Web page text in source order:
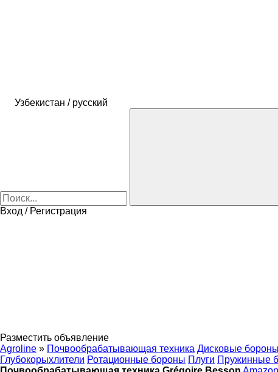
Узбекистан / русский
Вход / Регистрация
Разместить объявление
Agroline » Почвообрабатывающая техника Дисковые бороны
Глубокорыхлители Ротационные бороны Плуги Пружинные